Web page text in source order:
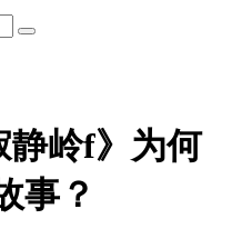
静岭f》为何
事？